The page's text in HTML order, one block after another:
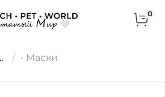
0
• Маски